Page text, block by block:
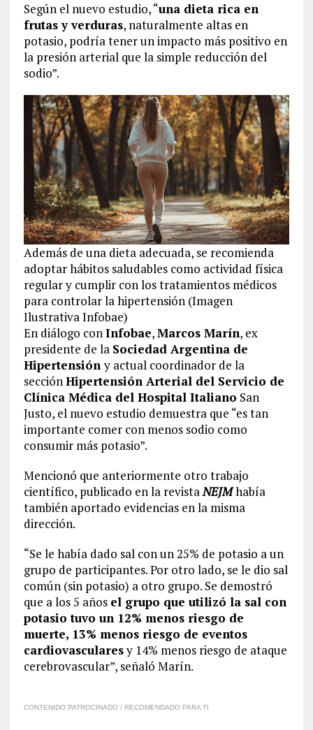
Según el nuevo estudio, “una dieta rica en
frutas y verduras, naturalmente altas en
potasio, podría tener un impacto más positivo en
la presión arterial que la simple reducción del
sodio”.
Además de una dieta adecuada, se recomienda
adoptar hábitos saludables como actividad física
regular y cumplir con los tratamientos médicos
para controlar la hipertensión (Imagen
Ilustrativa Infobae)
En diálogo conInfobae,Marcos Marín, ex
presidente de la Sociedad Argentina de
Hipertensióny actual coordinador de la
secciónHipertensión Arterial del Servicio de
Clínica Médica del Hospital Italiano San
Justo, el nuevo estudio demuestra que “es tan
importante comer con menos sodio como
consumir más potasio”.
Mencionó que anteriormente otro trabajo
científico, publicado en la revistaNEJMhabía
también aportado evidencias en la misma
dirección.
“Se le había dado sal con un 25% de potasio a un
grupo de participantes. Por otro lado, se le dio sal
común (sin potasio) a otro grupo. Se demostró
que a los 5 años el grupo que utilizó la sal con
potasio tuvo un 12% menos riesgo de
muerte, 13% menos riesgo de eventos
cardiovascularesy 14% menos riesgo de ataque
cerebrovascular”, señaló Marín.
CONTENIDO PATROCINADO / RECOMENDADO PARA TI